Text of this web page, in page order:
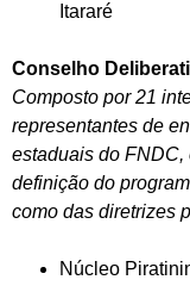
Itararé
Conselho
Composto por 21
representantes de
estaduais do
definição do
como das diretrizes
Núcleo